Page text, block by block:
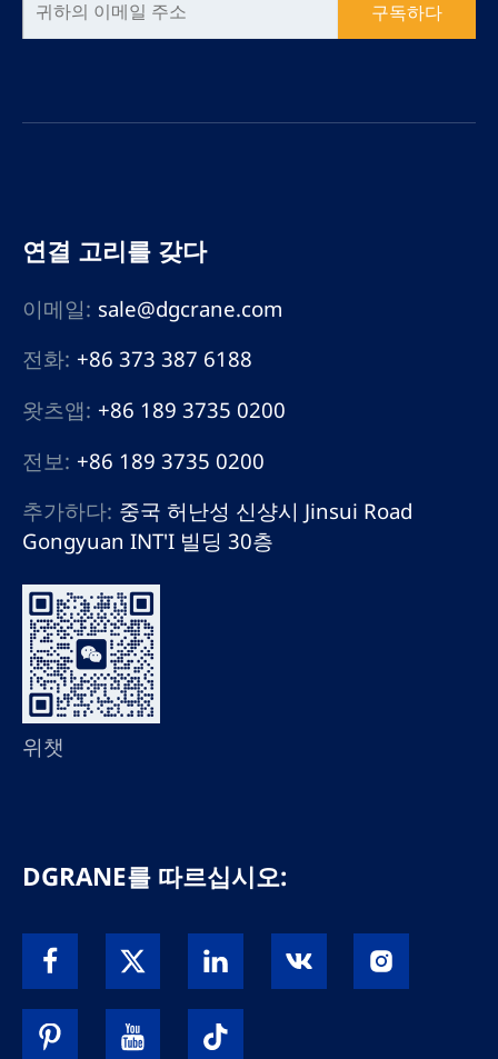
구독하다
연결 고리를 갖다
이메일: sale@dgcrane.com
전화: +86 373 387 6188
왓츠앱: +86 189 3735 0200
전보: +86 189 3735 0200
추가하다: 중국 허난성 신샹시 Jinsui Road
Gongyuan INT'I 빌딩 30층
위챗
DGRANE를 따르십시오: